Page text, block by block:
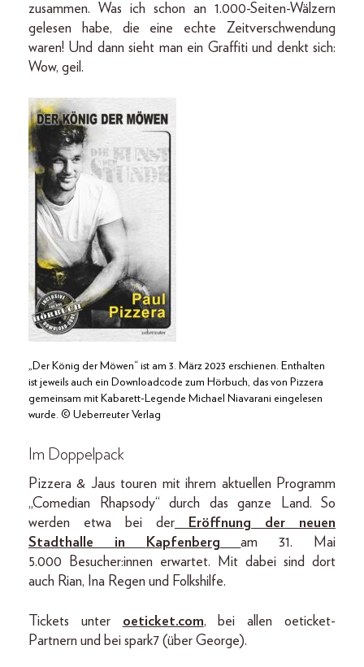
zusammen. Was ich schon an 1.000-Seiten-Wälzern
gelesen habe, die eine echte Zeitverschwendung
waren! Und dann sieht man ein Graffiti und denkt sich:
Wow, geil.
„Der König der Möwen“ ist am 3. März 2023 erschienen. Enthalten
ist jeweils auch ein Downloadcode zum Hörbuch, das von Pizzera
gemeinsam mit Kabarett-Legende Michael Niavarani eingelesen
wurde. © Ueberreuter Verlag
Im Doppelpack
Pizzera & Jaus touren mit ihrem aktuellen Programm
„Comedian Rhapsody“ durch das ganze Land. So
werden etwa bei der Eröffnung der neuen
Stadthalle in Kapfenberg
am 31. Mai
5.000 Besucher:innen erwartet. Mit dabei sind dort
auch Rian, Ina Regen und Folkshilfe.
Tickets unter oeticket.com, bei allen oeticket-
Partnern und bei spark7 (über George).